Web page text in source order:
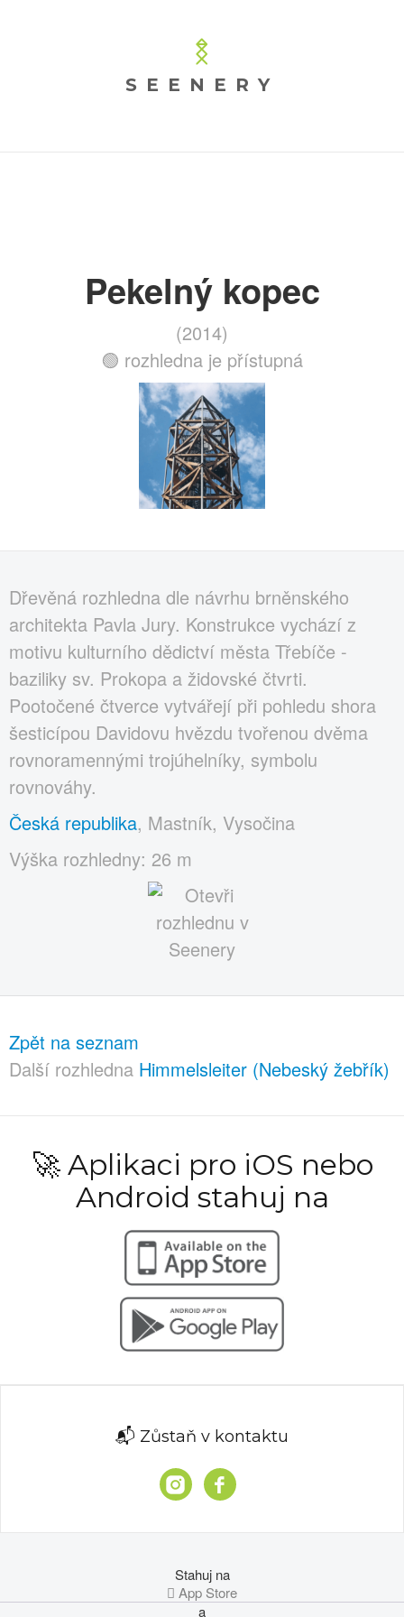
SEENERY
Pekelný kopec
(2014)
🟢 rozhledna je přístupná
Dřevěná rozhledna dle návrhu brněnského
architekta Pavla Jury. Konstrukce vychází z
motivu kulturního dědictví města Třebíče -
baziliky sv. Prokopa a židovské čtvrti.
Pootočené čtverce vytvářejí při pohledu shora
šesticípou Davidovu hvězdu tvořenou dvěma
rovnoramennými trojúhelníky, symbolu
rovnováhy.
Česká republika, Mastník, Vysočina
Výška rozhledny: 26 m
Zpět na seznam
Další rozhledna Himmelsleiter (Nebeský žebřík)
🚀 Aplikaci pro iOS nebo
Android stahuj na
📬 Zůstaň v kontaktu
Stahuj na
 App Store
a